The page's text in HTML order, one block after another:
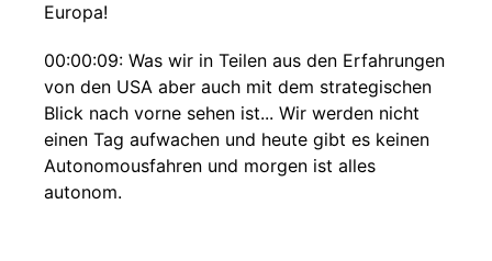
Europa!
00:00:09: Was wir in Teilen aus den Erfahrungen
von den USA aber auch mit dem strategischen
Blick nach vorne sehen ist... Wir werden nicht
einen Tag aufwachen und heute gibt es keinen
Autonomousfahren und morgen ist alles
autonom.